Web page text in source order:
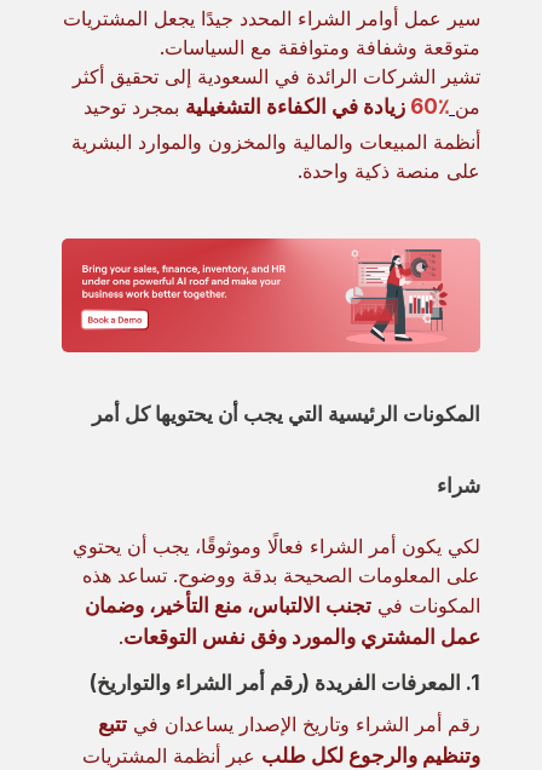
سير عمل أوامر الشراء المحدد جيدًا يجعل المشتريات
متوقعة وشفافة ومتوافقة مع السياسات.
تشير الشركات الرائدة في السعودية إلى تحقيق أكثر
من 60٪ زيادة في الكفاءة التشغيلية بمجرد توحيد
أنظمة المبيعات والمالية والمخزون والموارد البشرية
على منصة ذكية واحدة.
المكونات الرئيسية التي يجب أن يحتويها كل أمر
شراء
لكي يكون أمر الشراء فعالًا وموثوقًا، يجب أن يحتوي
على المعلومات الصحيحة بدقة ووضوح. تساعد هذه
المكونات في تجنب الالتباس، منع التأخير، وضمان
عمل المشتري والمورد وفق نفس التوقعات.
1. المعرفات الفريدة (رقم أمر الشراء والتواريخ)
رقم أمر الشراء وتاريخ الإصدار يساعدان في تتبع
وتنظيم والرجوع لكل طلب عبر أنظمة المشتريات